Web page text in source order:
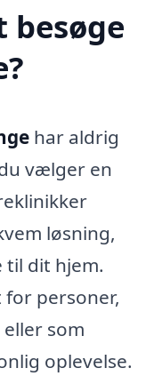
har aldrig
vælger en
løsning,
til dit hjem.
personer,
som
oplevelse.